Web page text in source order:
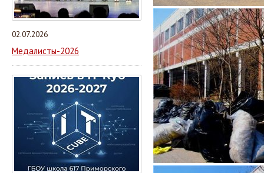
02.07.2026
Медалисты-2026